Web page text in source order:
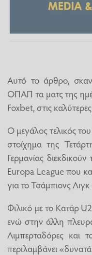
Αυτό το άρθρο,
ΟΠΑΠ τα ματς της
Foxbet, στις
Ο μεγάλος τελικός
στοίχημα της
Γερμανίας
Europa League που
για το Τσάμπιονς
Φιλικό με το Κατάρ
ενώ στην άλλη
Λιμπερταδόρες και
περιλαμβάνει